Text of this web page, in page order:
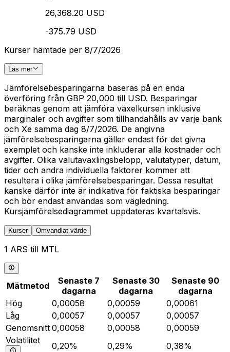
26,368.20 USD
-375.79 USD
Kurser hämtade per 8/7/2026
Läs mer
Jämförelsebesparingarna baseras på en enda
överföring från GBP 20,000 till USD. Besparingar
beräknas genom att jämföra växelkursen inklusive
marginaler och avgifter som tillhandahålls av varje bank
och Xe samma dag 8/7/2026. De angivna
jämförelsebesparingarna gäller endast för det givna
exemplet och kanske inte inkluderar alla kostnader och
avgifter. Olika valutaväxlingsbelopp, valutatyper, datum,
tider och andra individuella faktorer kommer att
resultera i olika jämförelsebesparingar. Dessa resultat
kanske därför inte är indikativa för faktiska besparingar
och bör endast användas som vägledning.
Kursjämförelsediagrammet uppdateras kvartalsvis.
Kurser Omvandlat värde
1 ARS till MTL
Mätmetod
Senaste 7
dagarna
Senaste 30
dagarna
Senaste 90
dagarna
Hög
0,00058 0,00059
0,00061
Låg
0,00057 0,00057
0,00057
Genomsnitt 0,00058 0,00058
0,00059
Volatilitet
0,20% 0,29% 0,38%